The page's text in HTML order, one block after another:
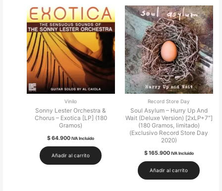
Vinilo
Sonny Lester Orchestra &
Chorus – Exotica [LP] (180
Gramos)
$64.900 IVA Incluido
Añadir al carrito
Record Store Day
Soul Asylum – Hurry Up And
Wait (Deluxe Version) [2xLP+7″]
(180 Gramos, limitado)
(Exclusivo Record Store Day
2020)
$165.900 IVA Incluido
Añadir al carrito